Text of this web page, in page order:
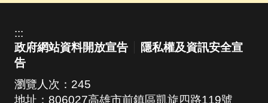
:::
政府網站資料開放宣告
隱私權及資訊安全宣
告
瀏覽人次： 245
地址：806027高雄市前鎮區凱旋四路119號